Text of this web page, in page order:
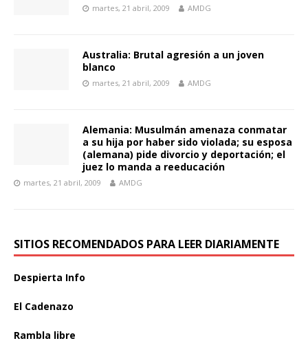
martes, 21 abril, 2009 AMDG
Australia: Brutal agresión a un joven
blanco
martes, 21 abril, 2009 AMDG
Alemania: Musulmán amenaza conmatar
a su hija por haber sido violada; su esposa
(alemana) pide divorcio y deportación; el
juez lo manda a reeducación
martes, 21 abril, 2009 AMDG
SITIOS RECOMENDADOS PARA LEER DIARIAMENTE
Despierta Info
El Cadenazo
Rambla libre